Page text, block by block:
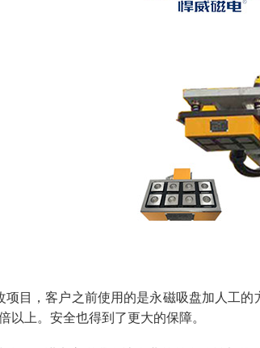
项目，客户之前使用的是永磁吸盘加人工的
以上。安全也得到了更大的保障。